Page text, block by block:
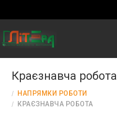
Краєзнавча робота
НАПРЯМКИ РОБОТИ
КРАЄЗНАВЧА РОБОТА